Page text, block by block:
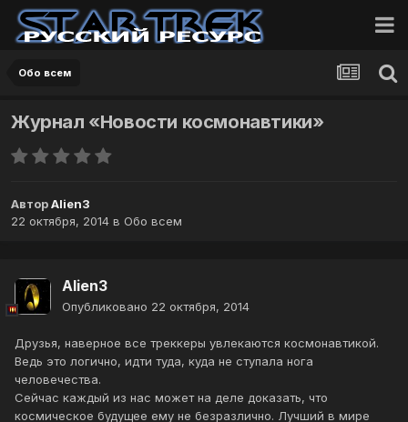
Обо всем
Журнал «Новости космонавтики»
АвторAlien3
22 октября, 2014 в Обо всем
Alien3
Опубликовано 22 октября, 2014
Друзья, наверное все треккеры увлекаются космонавтикой.
Ведь это логично, идти туда, куда не ступала нога
человечества.
Сейчас каждый из нас может на деле доказать, что
космическое будущее ему не безразлично. Лучший в мире